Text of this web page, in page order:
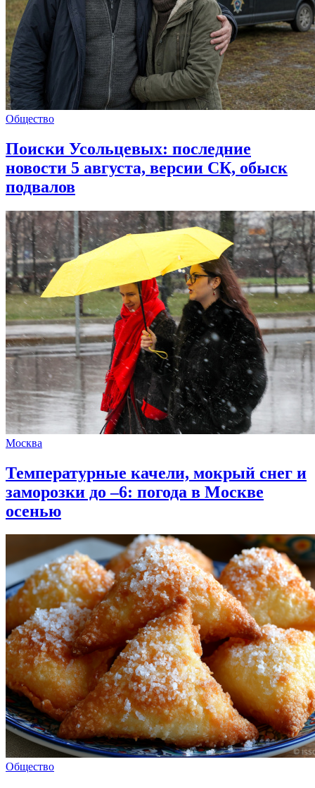
Общество
Поиски Усольцевых: последние
новости 5 августа, версии СК, обыск
подвалов
Москва
Температурные качели, мокрый снег и
заморозки до –6: погода в Москве
осенью
Общество